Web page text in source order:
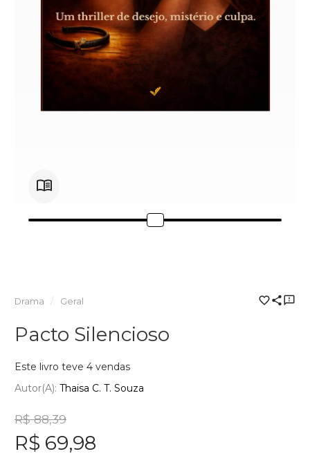
Drama Geral
Pacto Silencioso
Este livro teve 4 vendas
Autor(a): Thaisa C. T. Souza
R$ 88,39
R$ 69,98